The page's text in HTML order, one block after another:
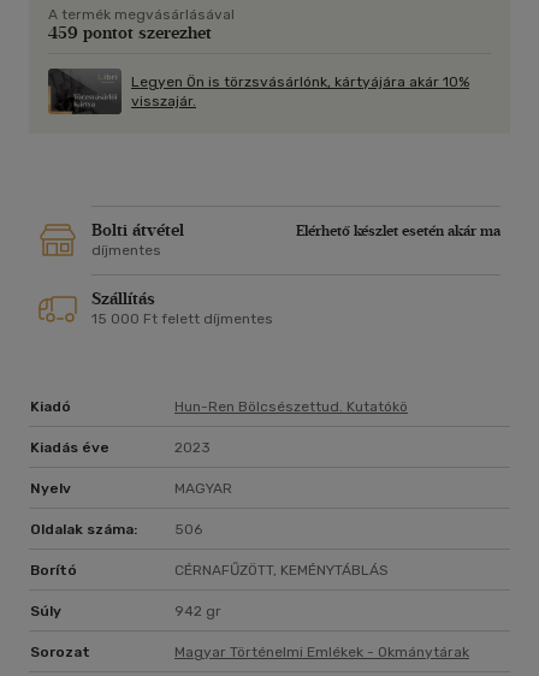
ellátott kiadása. Jelen kötetben az első ismert levelektől az
1848. március 15-ig terjedő időszak dokumentumai kaptak
személyes kapcsolatrendszere, szépírói és közéleti
törekvései tárulnak fel előttünk a többnyelvű (zömmel
ismerjük. Erre a forrásanyagra támaszkodva
hozzákezdhetünk a pályakezdő Eötvösre vonatkozó eddigi
A termék megvásárlásával
459 pontot szerezhet
Legyen Ön is törzsvásárlónk, kártyájára akár 10%
visszajár.
Bolti átvétel
Elérhető készlet esetén akár ma
díjmentes
Szállítás
15 000 Ft felett díjmentes
Kiadó Hun-Ren Bölcsészettud. Kutatókö
Kiadás éve 2023
Nyelv MAGYAR
Oldalak száma: 506
Borító CÉRNAFŰZÖTT, KEMÉNYTÁBLÁS
Súly 942 gr
Sorozat Magyar Történelmi Emlékek - Okmánytárak